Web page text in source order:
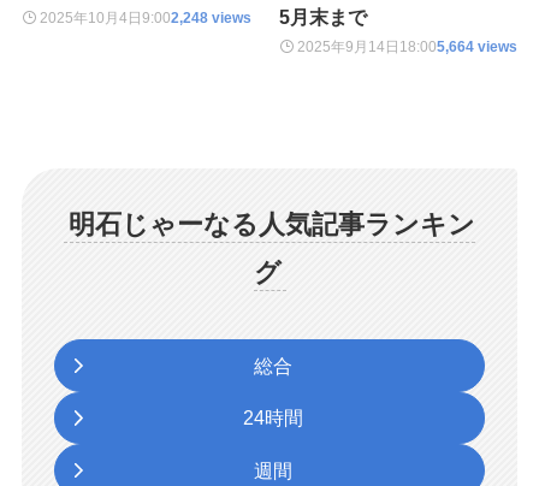
2025年10月4日 9:002,248 views
5月末まで
2025年9月14日 18:005,664 views
明石じゃーなる人気記事ランキン
グ
総合
24時間
週間